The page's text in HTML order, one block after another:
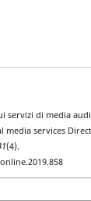
servizi di media
services
(4).